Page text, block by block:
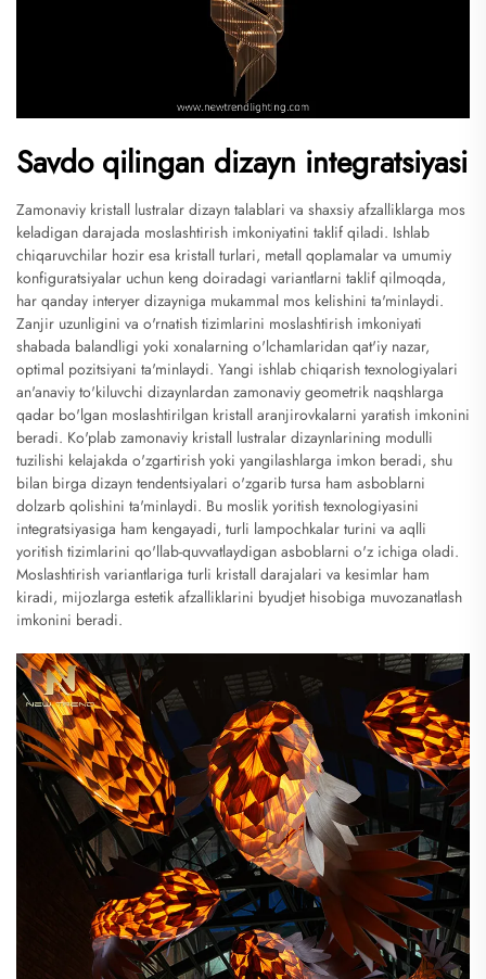
Savdo qilingan dizayn integratsiyasi
Zamonaviy kristall lustralar dizayn talablari va shaxsiy afzalliklarga mos
keladigan darajada moslashtirish imkoniyatini taklif qiladi. Ishlab
chiqaruvchilar hozir esa kristall turlari, metall qoplamalar va umumiy
konfiguratsiyalar uchun keng doiradagi variantlarni taklif qilmoqda,
har qanday interyer dizayniga mukammal mos kelishini ta'minlaydi.
Zanjir uzunligini va o'rnatish tizimlarini moslashtirish imkoniyati
shabada balandligi yoki xonalarning o'lchamlaridan qat'iy nazar,
optimal pozitsiyani ta'minlaydi. Yangi ishlab chiqarish texnologiyalari
an'anaviy to'kiluvchi dizaynlardan zamonaviy geometrik naqshlarga
qadar bo'lgan moslashtirilgan kristall aranjirovkalarni yaratish imkonini
beradi. Ko'plab zamonaviy kristall lustralar dizaynlarining modulli
tuzilishi kelajakda o'zgartirish yoki yangilashlarga imkon beradi, shu
bilan birga dizayn tendentsiyalari o'zgarib tursa ham asboblarni
dolzarb qolishini ta'minlaydi. Bu moslik yoritish texnologiyasini
integratsiyasiga ham kengayadi, turli lampochkalar turini va aqlli
yoritish tizimlarini qo'llab-quvvatlaydigan asboblarni o'z ichiga oladi.
Moslashtirish variantlariga turli kristall darajalari va kesimlar ham
kiradi, mijozlarga estetik afzalliklarini byudjet hisobiga muvozanatlash
imkonini beradi.